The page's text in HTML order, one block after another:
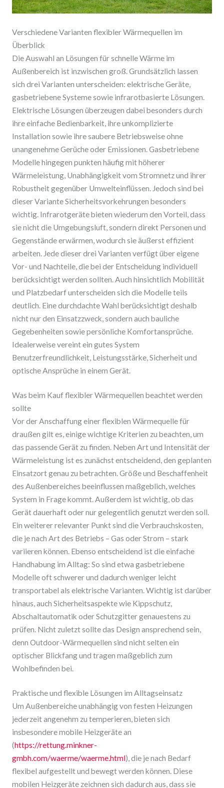
Verschiedene Varianten flexibler Wärmequellen im
Überblick
Die Auswahl an Lösungen für schnelle Wärme im
Außenbereich ist inzwischen groß. Grundsätzlich lassen
sich drei Varianten unterscheiden: elektrische Geräte,
gasbetriebene Systeme sowie infrarotbasierte Lösungen.
Elektrische Lösungen überzeugen dabei besonders durch
ihre einfache Bedienbarkeit, ihre unkomplizierte
Installation sowie ihre saubere Betriebsweise ohne
unangenehme Gerüche oder Emissionen. Gasbetriebene
Modelle hingegen punkten häufig mit höherer
Wärmeleistung, Unabhängigkeit vom Stromnetz und ihrer
Robustheit gegenüber Umwelteinflüssen. Jedoch sind bei
dieser Variante Sicherheitsvorkehrungen besonders
wichtig. Infrarotgeräte bieten wiederum den Vorteil, dass
sie nicht die Umgebungsluft, sondern direkt Personen und
Gegenstände erwärmen, wodurch sie äußerst effizient
arbeiten. Jede dieser drei Varianten verfügt über eigene
Vor- und Nachteile, die bei der Entscheidung individuell
berücksichtigt werden sollten. Auch hinsichtlich Mobilität
und Platzbedarf unterscheiden sich die Modelle teils
deutlich. Eine durchdachte Wahl berücksichtigt deshalb
nicht nur den Einsatzzweck, sondern auch bauliche
Gegebenheiten sowie persönliche Komfortansprüche.
Idealerweise vereint ein gutes System
Benutzerfreundlichkeit, Leistungsstärke, Sicherheit und
optische Ansprüche in einem Gerät.
Was beim Kauf flexibler Wärmequellen beachtet werden
sollte
Vor der Anschaffung einer flexiblen Wärmequelle für
draußen gilt es, einige wichtige Kriterien zu beachten, um
das passende Gerät zu finden. Neben Art und Intensität der
Wärmeleistung ist es zunächst entscheidend, den geplanten
Einsatzort genau zu betrachten. Größe und Beschaffenheit
des Außenbereiches beeinflussen maßgeblich, welches
System in Frage kommt. Außerdem ist wichtig, ob das
Gerät dauerhaft oder nur gelegentlich genutzt werden soll.
Ein weiterer relevanter Punkt sind die Verbrauchskosten,
die je nach Art des Betriebs – Gas oder Strom – stark
variieren können. Ebenso entscheidend ist die einfache
Handhabung im Alltag: So sind etwa gasbetriebene
Modelle oft schwerer und dadurch weniger leicht
transportabel als elektrische Varianten. Wichtig ist darüber
hinaus, auch Sicherheitsaspekte wie Kippschutz,
Abschaltautomatik oder Schutzgitter genauestens zu
prüfen. Nicht zuletzt sollte das Design ansprechend sein,
denn Outdoor-Wärmequellen sind nicht selten ein
optischer Blickfang und tragen maßgeblich zum
Wohlbefinden bei.
Praktische und flexible Lösungen im Alltagseinsatz
Um Außenbereiche unabhängig von festen Heizungen
jederzeit angenehm zu temperieren, bieten sich
insbesondere mobile Heizgeräte an
(https://rettung.minkner-
gmbh.com/waerme/waerme.html), die je nach Bedarf
flexibel aufgestellt und bewegt werden können. Diese
mobilen Heizgeräte zeichnen sich dadurch aus, dass sie